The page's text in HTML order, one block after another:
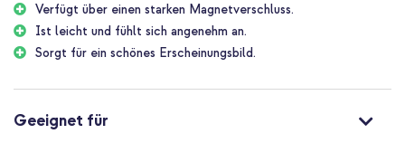
Verfügt über einen starken Magnetverschluss.
Ist leicht und fühlt sich angenehm an.
Sorgt für ein schönes Erscheinungsbild.
Geeignet für